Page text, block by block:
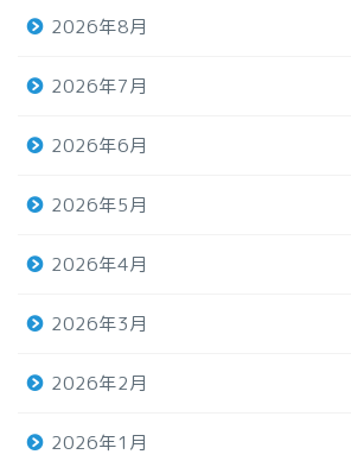
2026年8月
2026年7月
2026年6月
2026年5月
2026年4月
2026年3月
2026年2月
2026年1月